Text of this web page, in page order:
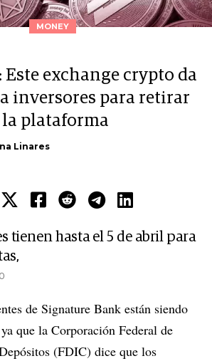
MONEY
Este exchange crypto da
inversores para retirar
la plataforma
Linares
tienen hasta el 5 de abril para
de Signature Bank están siendo
que la Corporación Federal de
(FDIC) dice que los